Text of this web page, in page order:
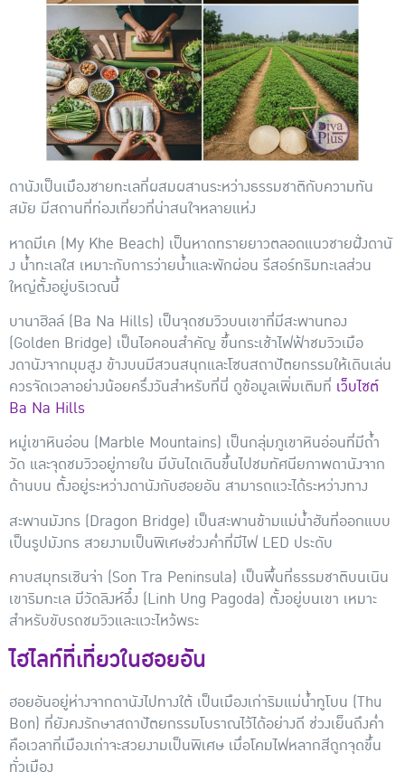
ดานังเป็นเมืองชายทะเลที่ผสมผสานระหว่างธรรมชาติกับความทัน
สมัย มีสถานที่ท่องเที่ยวที่น่าสนใจหลายแห่ง
หาดมีเค (My Khe Beach) เป็นหาดทรายยาวตลอดแนวชายฝั่งดานั
ง น้ำทะเลใส เหมาะกับการว่ายน้ำและพักผ่อน รีสอร์ทริมทะเลส่วน
ใหญ่ตั้งอยู่บริเวณนี้
บานาฮิลล์ (Ba Na Hills) เป็นจุดชมวิวบนเขาที่มีสะพานทอง
(Golden Bridge) เป็นไอคอนสำคัญ ขึ้นกระเช้าไฟฟ้าชมวิวเมือ
งดานังจากมุมสูง ข้างบนมีสวนสนุกและโซนสถาปัตยกรรมให้เดินเล่น
ควรจัดเวลาอย่างน้อยครึ่งวันสำหรับที่นี่ ดูข้อมูลเพิ่มเติมที่ เว็บไซต์
Ba Na Hills
หมู่เขาหินอ่อน (Marble Mountains) เป็นกลุ่มภูเขาหินอ่อนที่มีถ้ำ
วัด และจุดชมวิวอยู่ภายใน มีบันไดเดินขึ้นไปชมทัศนียภาพดานังจาก
ด้านบน ตั้งอยู่ระหว่างดานังกับฮอยอัน สามารถแวะได้ระหว่างทาง
สะพานมังกร (Dragon Bridge) เป็นสะพานข้ามแม่น้ำฮันที่ออกแบบ
เป็นรูปมังกร สวยงามเป็นพิเศษช่วงค่ำที่มีไฟ LED ประดับ
คาบสมุทรเซินจ่า (Son Tra Peninsula) เป็นพื้นที่ธรรมชาติบนเนิน
เขาริมทะเล มีวัดลิงห์อึ๋ง (Linh Ung Pagoda) ตั้งอยู่บนเขา เหมาะ
สำหรับขับรถชมวิวและแวะไหว้พระ
ไฮไลท์ที่เที่ยวในฮอยอัน
ฮอยอันอยู่ห่างจากดานังไปทางใต้ เป็นเมืองเก่าริมแม่น้ำทูโบน (Thu
Bon) ที่ยังคงรักษาสถาปัตยกรรมโบราณไว้ได้อย่างดี ช่วงเย็นถึงค่ำ
คือเวลาที่เมืองเก่าจะสวยงามเป็นพิเศษ เมื่อโคมไฟหลากสีถูกจุดขึ้น
ทั่วเมือง